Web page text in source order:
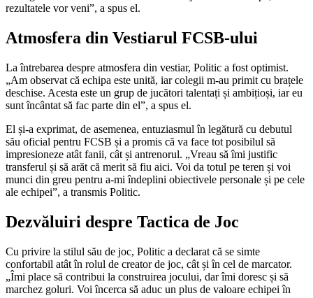
rezultatele vor veni”, a spus el.
Atmosfera din Vestiarul FCSB-ului
La întrebarea despre atmosfera din vestiar, Politic a fost optimist.
„Am observat că echipa este unită, iar colegii m-au primit cu brațele
deschise. Acesta este un grup de jucători talentați și ambițioși, iar eu
sunt încântat să fac parte din el”, a spus el.
El și-a exprimat, de asemenea, entuziasmul în legătură cu debutul
său oficial pentru FCSB și a promis că va face tot posibilul să
impresioneze atât fanii, cât și antrenorul. „Vreau să îmi justific
transferul și să arăt că merit să fiu aici. Voi da totul pe teren și voi
munci din greu pentru a-mi îndeplini obiectivele personale și pe cele
ale echipei”, a transmis Politic.
Dezvăluiri despre Tactica de Joc
Cu privire la stilul său de joc, Politic a declarat că se simte
confortabil atât în rolul de creator de joc, cât și în cel de marcator.
„Îmi place să contribui la construirea jocului, dar îmi doresc și să
marchez goluri. Voi încerca să aduc un plus de valoare echipei în